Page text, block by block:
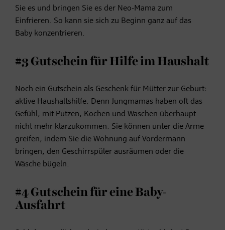
Sie es und bringen Sie es der Neo-Mama zum
Einfrieren. So kann sie sich zu Beginn ganz auf das
Baby konzentrieren.
#3 Gutschein für Hilfe im Haushalt
Noch ein Gutschein als Geschenk für Mütter zur Geburt:
aktive Haushaltshilfe. Denn Jungmamas haben oft das
Gefühl, mit Putzen, Kochen und Waschen überhaupt
nicht mehr klarzukommen. Sie können unter die Arme
greifen, indem Sie die Wohnung auf Vordermann
bringen, den Geschirrspüler ausräumen oder die
Wäsche bügeln.
#4 Gutschein für eine Baby-
Ausfahrt